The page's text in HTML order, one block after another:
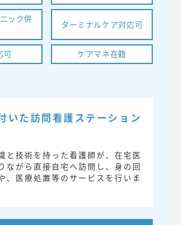
ック併
ターミナルケア対応可
可 ケアマネ在籍
いた訪問看護ステーション
と技術を持った看護師が、在宅医
ながら直接自宅へ訪問し、身の回
、医療処置等のサービスを行いま